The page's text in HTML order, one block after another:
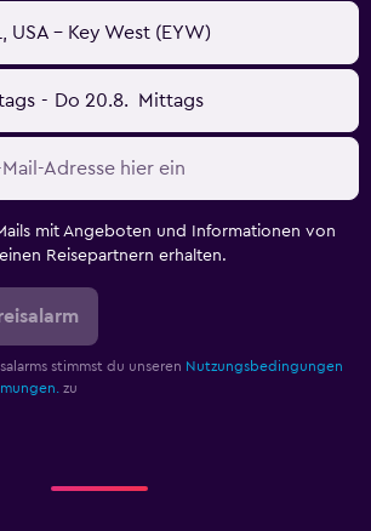
USA - Key West (EYW)
- Do 20.8. Mittags
mit Angeboten und Informationen von
Reisepartnern erhalten.
stimmst du unseren Nutzungsbedingungen
zu